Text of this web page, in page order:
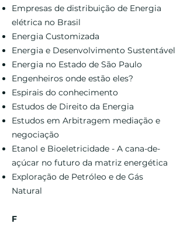
Empresas de distribuição de Energia
elétrica no Brasil
Energia Customizada
Energia e Desenvolvimento Sustentável
Energia no Estado de São Paulo
Engenheiros onde estão eles?
Espirais do conhecimento
Estudos de Direito da Energia
Estudos em Arbitragem mediação e
negociação
Etanol e Bioeletricidade - A cana-de-
açúcar no futuro da matriz energética
Exploração de Petróleo e de Gás
Natural
F